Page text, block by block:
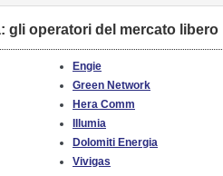
gli operatori del mercato libero
Engie
Green Network
Hera Comm
Illumia
Dolomiti Energia
Vivigas